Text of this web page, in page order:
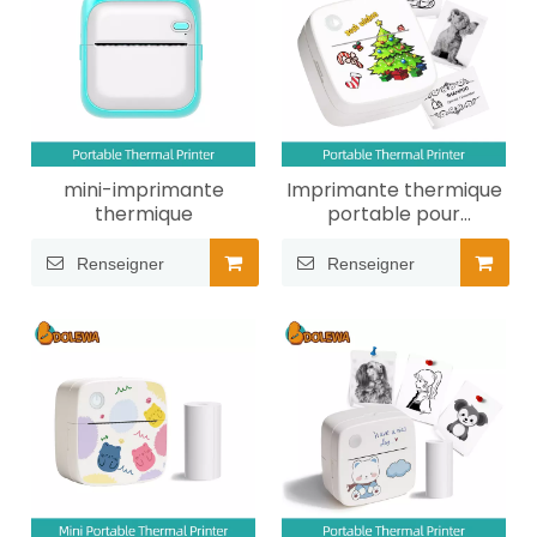
mini-imprimante
thermique
Renseigner
Imprimante thermique
portable pour
étiquettes de Noël
Renseigner